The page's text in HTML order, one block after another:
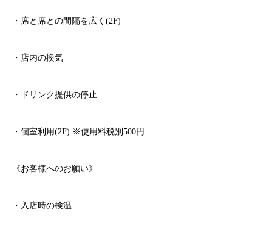
・席と席との間隔を広く (2F)
・店内の換気
・ドリンク提供の停止
・個室利用(2F) ※使用料税別 500円
《お客様へのお願い》
・入店時の検温